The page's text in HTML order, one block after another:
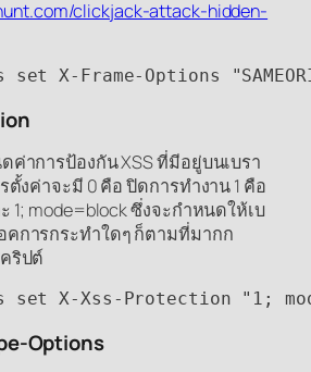
clickjack-attack-hidden-
set X-Frame-Options
ค่าการป้องกัน XSS ที่มีอยู่บนเบรา
ตั้งค่าจะมี 0 คือ ปิดการทำงาน 1 คือ
1; mode=block ซึ่งจะกำหนดให้เบ
คการกระทำใดๆ ก็ตามที่มากก
ริปต์
set X-Xss-Protection "1;
Options